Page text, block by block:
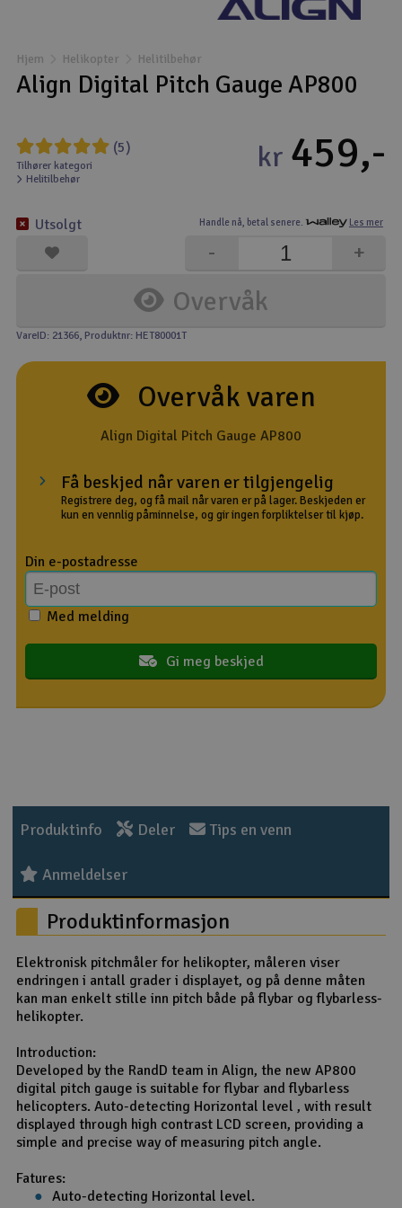
Droner
Fly
Helikopter
Kamerautstyr
Modellbygging, LEGO & byggesett
Modelljernbane
Motor & tilbehør
Outlet
Radioutstyr
Smarthjem, lek & hobby
Solenergi
Sparkesykler & elkjøretøy
Verktøy, utstyr & tilbehør
Hjem Helikopter Helitilbehør
Align Digital Pitch Gauge AP800
(5)
Tilhører kategori
Helitilbehør
Handle nå, betal senere. Les mer
kr 459,-
Overvåk
+
-
Utsolgt
VareID: 21366, Produktnr: HET80001T
Overvåk varen
Align Digital Pitch Gauge AP800
Få beskjed når varen er tilgjengelig
Registrere deg, og få mail når varen er på lager. Beskjeden er
kun en vennlig påminnelse, og gir ingen forpliktelser til kjøp.
Din e-postadresse
Med melding
Gi meg beskjed
Produktinfo Deler Tips en venn
Anmeldelser
Produktinformasjon
Elektronisk pitchmåler for helikopter, måleren viser
endringen i antall grader i displayet, og på denne måten
kan man enkelt stille inn pitch både på flybar og flybarless-
helikopter.
Introduction:
Developed by the RandD team in Align, the new AP800
digital pitch gauge is suitable for flybar and flybarless
helicopters. Auto-detecting Horizontal level , with result
displayed through high contrast LCD screen, providing a
simple and precise way of measuring pitch angle.
Fatures:
Auto-detecting Horizontal level.